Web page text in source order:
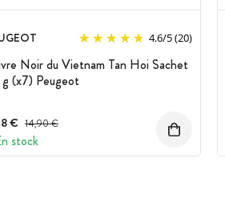
4.6/5(20)
Noir du Vietnam Tan Hoi Sachet
(x7) Peugeot
€ Prix avant réduction :
14,90 €
stock